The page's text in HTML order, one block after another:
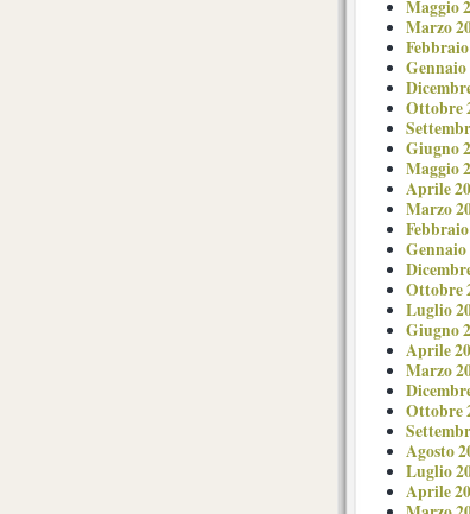
Maggio
Marzo
Gennaio
Ottobre
Giugno
Maggio
Aprile
Marzo
Gennaio
Ottobre
Luglio
Giugno
Aprile
Marzo
Ottobre
Agosto
Luglio
Aprile